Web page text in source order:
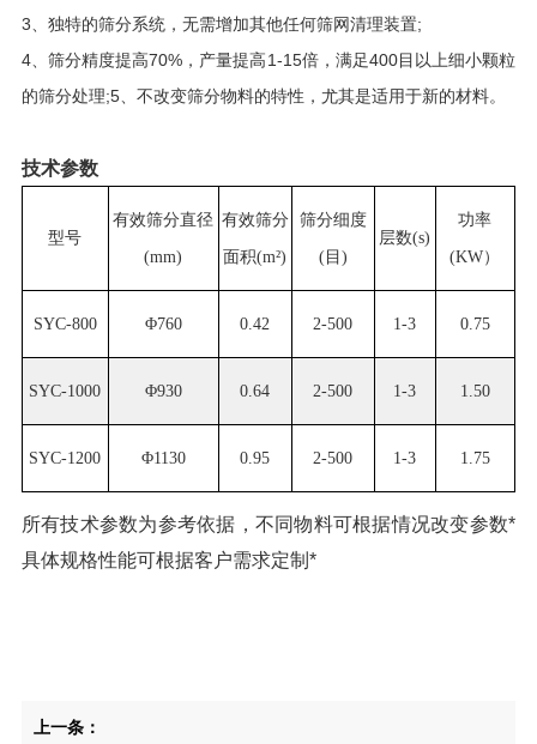
3、独特的筛分系统，无需增加其他任何筛网清理装置;
4、筛分精度提高70%，产量提高1-15倍，满足400目以上细小颗粒
的筛分处理;5、不改变筛分物料的特性，尤其是适用于新的材料。
技术参数
型号
有效筛分直径
(mm)
有效筛分
面积(m²)
筛分细度
(目)
层数(s)
功率
(KW）
SYC-800 Φ760 0.42 2-500 1-3 0.75
SYC-1000 Φ930 0.64 2-500 1-3 1.50
SYC-1200 Φ1130 0.95 2-500 1-3 1.75
所有技术参数为参考依据，不同物料可根据情况改变参数*
具体规格性能可根据客户需求定制 *
上一条：